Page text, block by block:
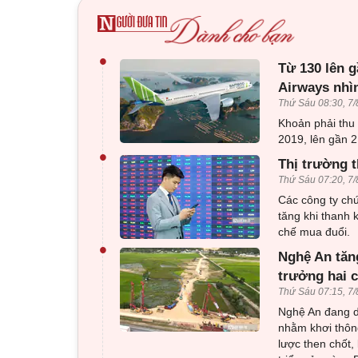
•
Từ 130 lên
Airways
Thứ Sáu 08:30,
Khoản phải
2019, lên gần
• Thị trường
Thứ Sáu 07:20,
Các công ty
tăng khi thanh
chế mua đuổi.
•
Nghệ An
trưởng hai
Thứ Sáu 07:15,
Nghệ An đang
nhằm khơi
lược then chốt,